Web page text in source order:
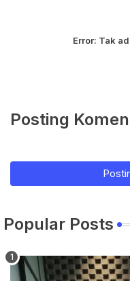
Error: Tak
Posting
Popular Posts